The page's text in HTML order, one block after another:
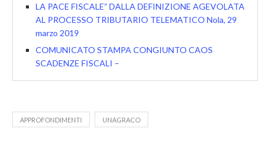
LA PACE FISCALE” DALLA DEFINIZIONE AGEVOLATA
AL PROCESSO TRIBUTARIO TELEMATICO Nola, 29
marzo 2019
COMUNICATO STAMPA CONGIUNTO CAOS
SCADENZE FISCALI –
APPROFONDIMENTI UNAGRACO